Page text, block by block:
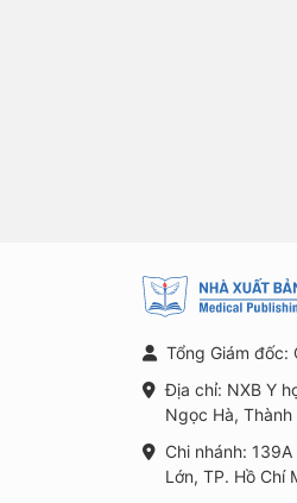
Tổng Giám đốc:
Địa chỉ: NXB Y
Ngọc Hà,
Chi nhánh:
Lớn, TP. Hồ